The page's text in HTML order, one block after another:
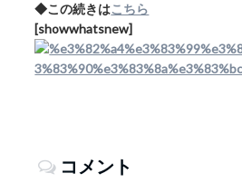
◆この続きはこちら
[showwhatsnew]
コメント